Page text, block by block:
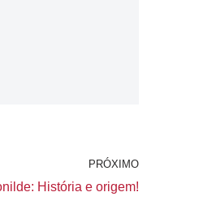
PRÓXIMO
História e origem!